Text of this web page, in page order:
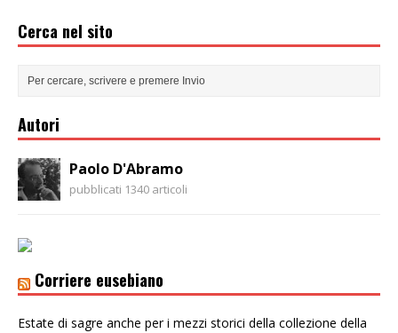
Cerca nel sito
Autori
Paolo D'Abramo
pubblicati 1340 articoli
Corriere eusebiano
Estate di sagre anche per i mezzi storici della collezione della